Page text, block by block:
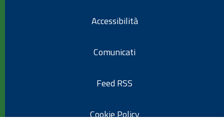
Accessibilità
Comunicati
Feed RSS
Cookie Policy